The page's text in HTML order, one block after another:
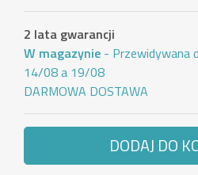
2 lata gwarancji
W magazynie - Przewidywana
14/08 a 19/08
DARMOWA DOSTAWA
DODAJ DO